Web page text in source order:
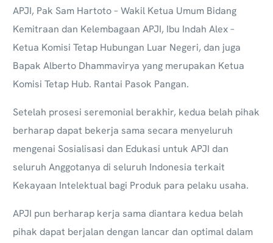
APJI, Pak Sam Hartoto – Wakil Ketua Umum Bidang
Kemitraan dan Kelembagaan APJI, Ibu Indah Alex –
Ketua Komisi Tetap Hubungan Luar Negeri, dan juga
Bapak Alberto Dhammavirya yang merupakan Ketua
Komisi Tetap Hub. Rantai Pasok Pangan.
Setelah prosesi seremonial berakhir, kedua belah pihak
berharap dapat bekerja sama secara menyeluruh
mengenai Sosialisasi dan Edukasi untuk APJI dan
seluruh Anggotanya di seluruh Indonesia terkait
Kekayaan Intelektual bagi Produk para pelaku usaha.
APJI pun berharap kerja sama diantara kedua belah
pihak dapat berjalan dengan lancar dan optimal dalam